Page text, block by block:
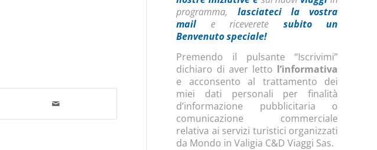
programma, lasciateci la vostra
mail e riceverete subito un
Benvenuto speciale!
Premendo il pulsante “Iscrivimi”
dichiaro di aver letto l’informativa
e acconsento al trattamento dei
miei dati personali per finalità
d’informazione pubblicitaria o
comunicazione commerciale
relativa ai servizi turistici organizzati
da Mondo in Valigia C&D Viaggi Sas.